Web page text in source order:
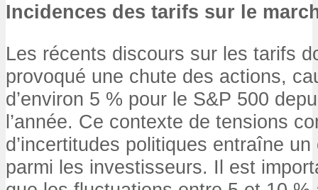
Incidences des tarifs sur le
Les récents discours sur les tarifs
provoqué une chute des actions,
d’environ 5 % pour le S&P 500
l’année. Ce contexte de tensions
d’incertitudes politiques entraîne un
parmi les investisseurs. Il est